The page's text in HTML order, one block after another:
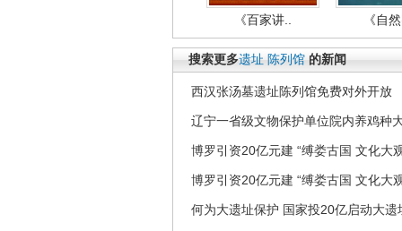
《百家讲.. 《自
搜索更多遗址 陈列馆 的新闻
西汉张汤墓遗址陈列馆免费对外开放
辽宁一省级文物保护单位院内养鸡种
博罗引资20亿元建 “缚娄古国 文化大
博罗引资20亿元建 “缚娄古国 文化大
何为大遗址保护 国家投20亿启动大遗